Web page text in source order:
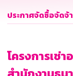
ประกาศจัดซื้อจัดจ้
โครงการเช่